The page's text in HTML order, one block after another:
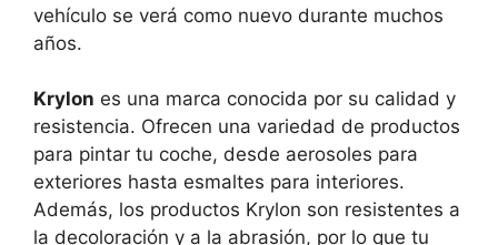
vehículo se verá como nuevo durante muchos
años.
Krylon es una marca conocida por su calidad y
resistencia. Ofrecen una variedad de productos
para pintar tu coche, desde aerosoles para
exteriores hasta esmaltes para interiores.
Además, los productos Krylon son resistentes a
la decoloración y a la abrasión, por lo que tu